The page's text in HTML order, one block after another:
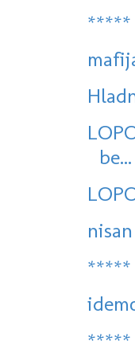
*****
be...
*****